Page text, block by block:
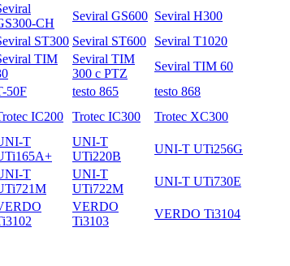
CH
Seviral GS600 Seviral H300
ST300 Seviral ST600
Seviral T1020
TIM
Seviral TIM
300 с PTZ
Seviral TIM 60
50F testo 865
testo 868
IC200 Trotec IC300 Trotec XC300
T
UNI-T
UTi220B
UNI-T UTi256G
T
UNI-T
UTi722M
UNI-T UTi730E
VERDO
Ti3103
VERDO Ti3104